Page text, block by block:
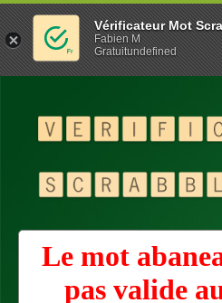
Le mot
pas valide
Vérificateur Mot
Fabien M
Gratuitundefined